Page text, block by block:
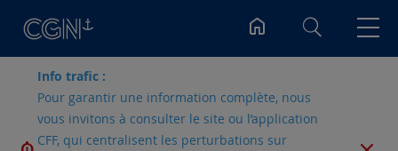
Info trafic :
Pour garantir une information complète, nous
vous invitons à consulter le site ou l’application
CFF, qui centralisent les perturbations sur